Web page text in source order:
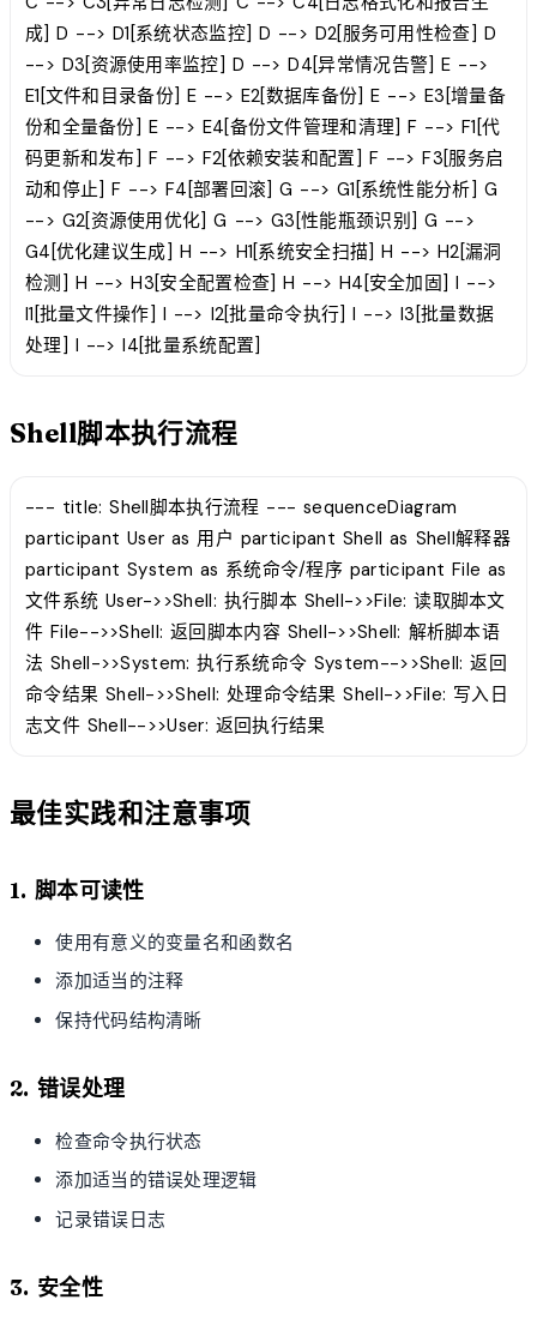
成] D --> D1[系统状态监控] D --> D2[服务可用性检查] D
--> D3[资源使用率监控] D --> D4[异常情况告警] E -->
E1[文件和目录备份] E --> E2[数据库备份] E --> E3[增量备
份和全量备份] E --> E4[备份文件管理和清理] F --> F1[代
码更新和发布] F --> F2[依赖安装和配置] F --> F3[服务启
动和停止] F --> F4[部署回滚] G --> G1[系统性能分析] G
--> G2[资源使用优化] G --> G3[性能瓶颈识别] G -->
G4[优化建议生成] H --> H1[系统安全扫描] H --> H2[漏洞
检测] H --> H3[安全配置检查] H --> H4[安全加固] I -->
I1[批量文件操作] I --> I2[批量命令执行] I --> I3[批量数据
处理] I --> I4[批量系统配置]
Shell脚本执行流程
--- title: Shell脚本执行流程 --- sequenceDiagram
participant User as 用户 participant Shell as Shell解释器
participant System as 系统命令/程序 participant File as
文件系统 User->>Shell: 执行脚本 Shell->>File: 读取脚本文
件 File-->>Shell: 返回脚本内容 Shell->>Shell: 解析脚本语
法 Shell->>System: 执行系统命令 System-->>Shell: 返回
命令结果 Shell->>Shell: 处理命令结果 Shell->>File: 写入日
志文件 Shell-->>User: 返回执行结果
最佳实践和注意事项
1. 脚本可读性
使用有意义的变量名和函数名
添加适当的注释
保持代码结构清晰
2. 错误处理
检查命令执行状态
添加适当的错误处理逻辑
记录错误日志
3. 安全性